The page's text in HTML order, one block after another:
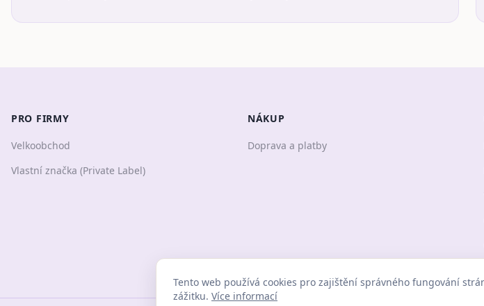
PRO FIRMY
Velkoobchod
Vlastní značka (Private Label)
NÁKUP
Doprava a platby
Tento web používá cookies pro zajištění správného fungování
zážitku. Více informací